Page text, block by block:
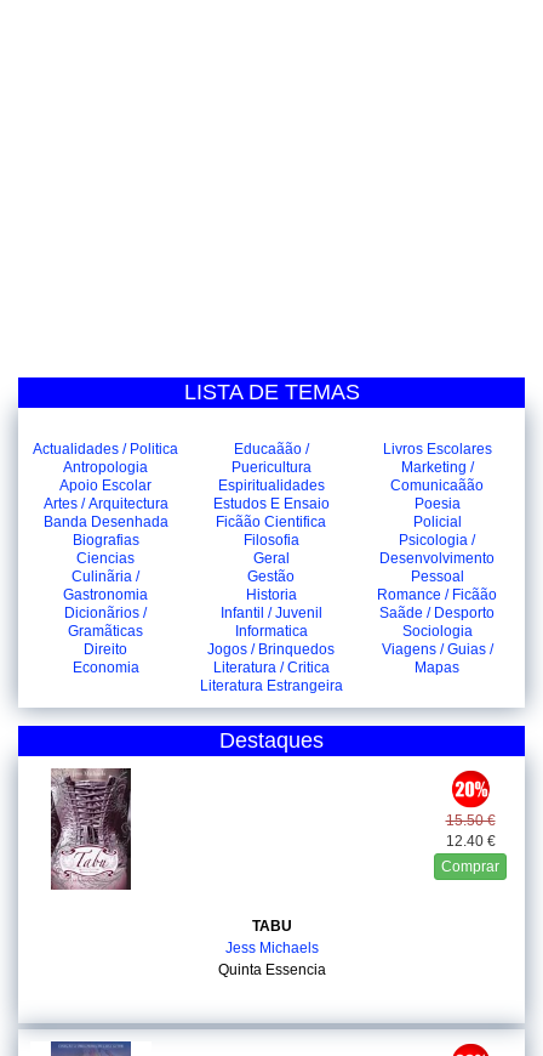
LISTA DE TEMAS
Actualidades / Politica
Antropologia
Apoio Escolar
Artes / Arquitectura
Banda Desenhada
Biografias
Ciencias
Culinãria /
Gastronomia
Dicionãrios /
Gramãticas
Direito
Economia
Educaãão /
Puericultura
Espiritualidades
Estudos E Ensaio
Ficãão Cientifica
Filosofia
Geral
Gestão
Historia
Infantil / Juvenil
Informatica
Jogos / Brinquedos
Literatura / Critica
Literatura Estrangeira
Livros Escolares
Marketing /
Comunicaãão
Poesia
Policial
Psicologia /
Desenvolvimento
Pessoal
Romance / Ficãão
Saãde / Desporto
Sociologia
Viagens / Guias /
Mapas
Destaques
15.50 €
12.40 €
Comprar
TABU
Jess Michaels
Quinta Essencia